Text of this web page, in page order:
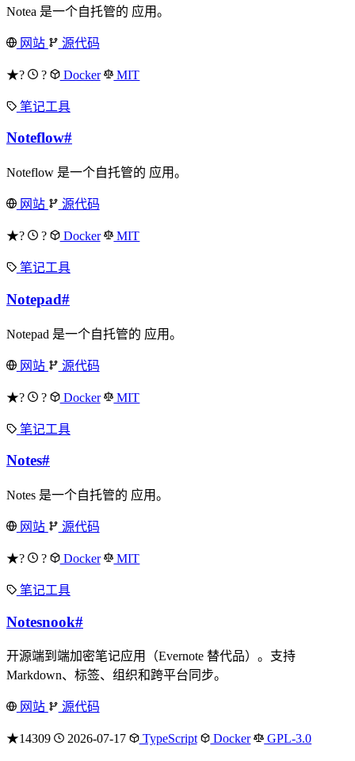
Notea 是一个自托管的 应用。
网站 源代码
★? ? Docker MIT
笔记工具
Noteflow#
Noteflow 是一个自托管的 应用。
网站 源代码
★? ? Docker MIT
笔记工具
Notepad#
Notepad 是一个自托管的 应用。
网站 源代码
★? ? Docker MIT
笔记工具
Notes#
Notes 是一个自托管的 应用。
网站 源代码
★? ? Docker MIT
笔记工具
Notesnook#
开源端到端加密笔记应用（Evernote 替代品）。支持
Markdown、标签、组织和跨平台同步。
网站 源代码
★14309 2026-07-17 TypeScript Docker GPL-3.0